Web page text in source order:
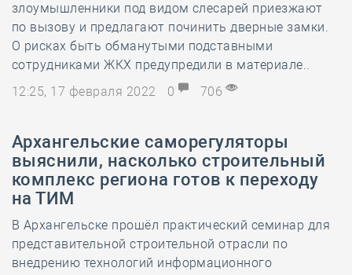
злоумышленники под видом слесарей приезжают
по вызову и предлагают починить дверные замки.
О рисках быть обманутыми подставными
сотрудниками ЖКХ предупредили в материале..
12:25, 17 февраля 2022
0 706
Архангельские саморегуляторы
выяснили, насколько строительный
комплекс региона готов к переходу
на ТИМ
В Архангельске прошёл практический семинар для
представительной строительной отрасли по
внедрению технологий информационного